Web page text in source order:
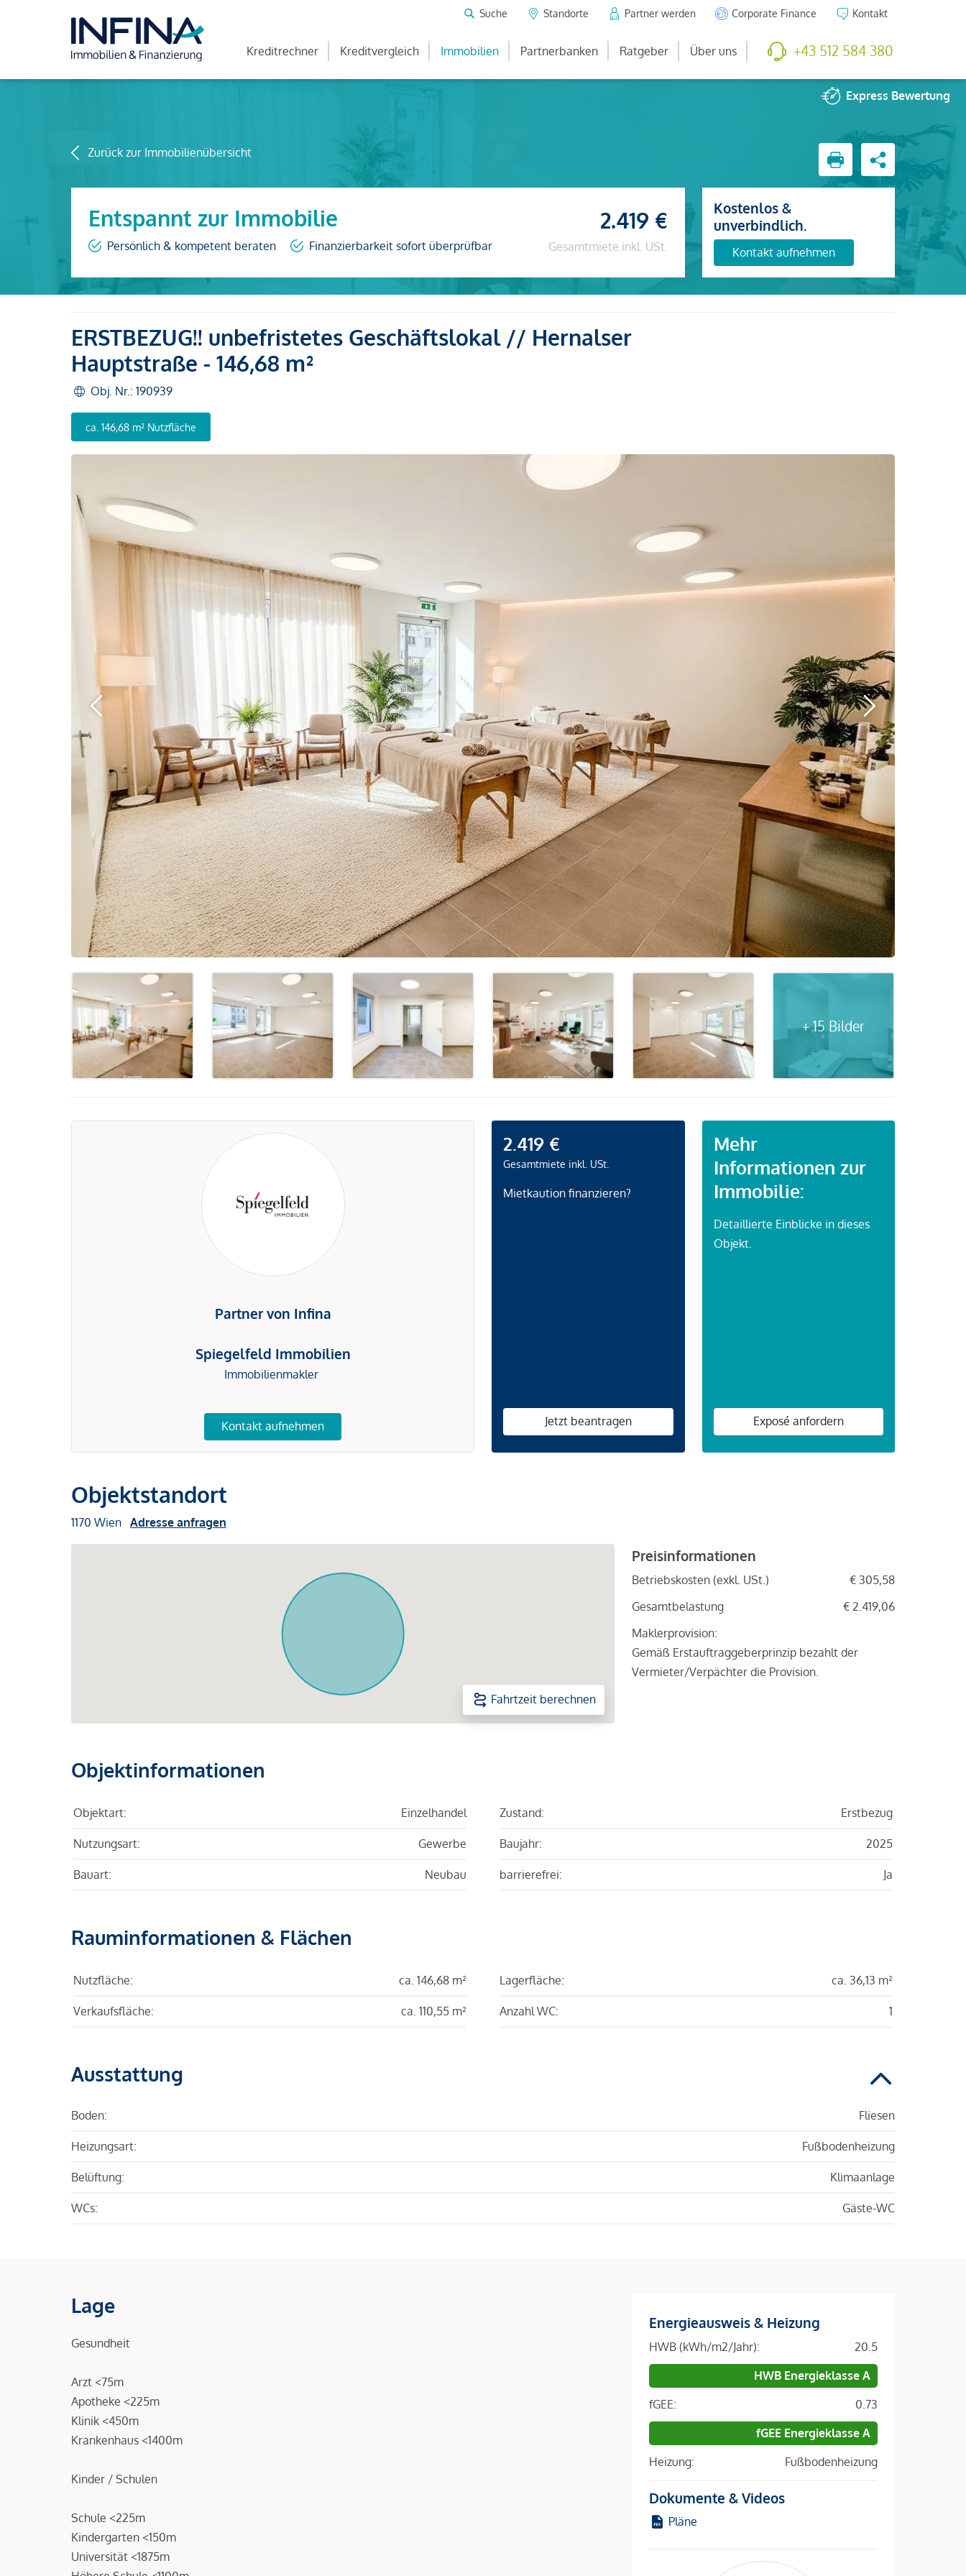
Suche Standorte Partner werden Corporate Finance Kontakt
Kreditrechner Kreditvergleich Immobilien Partnerbanken Ratgeber Über uns +43 512 584 380
Express Bewertung
Zurück zur Immobilienübersicht
Entspannt zur Immobilie
Persönlich & kompetent beraten Finanzierbarkeit sofort überprüfbar
2.419 €
Gesamtmiete inkl. USt.
Kostenlos &
unverbindlich.
Kontakt aufnehmen
+ 15 Bilder
ERSTBEZUG!! unbefristetes Geschäftslokal // Hernalser
Hauptstraße - 146,68 m²
Obj. Nr.: 190939
ca. 146,68 m² Nutzfläche
Partner von Infina
Spiegelfeld Immobilien
Immobilienmakler
Kontakt aufnehmen
2.419 €
Gesamtmiete inkl. USt.
Mietkaution finanzieren?
Jetzt beantragen
Mehr
Informationen zur
Immobilie:
Detaillierte Einblicke in dieses
Objekt.
Exposé anfordern
Objektstandort
1170 Wien Adresse anfragen
Fahrtzeit berechnen
Preisinformationen
Betriebskosten (exkl. USt.)
€ 305,58
Gesamtbelastung
€ 2.419,06
Maklerprovision:
Gemäß Erstauftraggeberprinzip bezahlt der
Vermieter/Verpächter die Provision.
Objektinformationen
Objektart: Einzelhandel
Nutzungsart: Gewerbe
Bauart: Neubau
Zustand: Erstbezug
Baujahr: 2025
barrierefrei: Ja
Rauminformationen & Flächen
Nutzfläche: ca. 146,68 m²
Verkaufsfläche: ca. 110,55 m²
Lagerfläche: ca. 36,13 m²
Anzahl WC: 1
Ausstattung
Boden: Fliesen
Heizungsart: Fußbodenheizung
Belüftung: Klimaanlage
WCs: Gäste-WC
Lage
Gesundheit
Arzt <75m
Apotheke <225m
Klinik <450m
Krankenhaus <1400m
Kinder / Schulen
Schule <225m
Kindergarten <150m
Universität <1875m
Energieausweis & Heizung
HWB (kWh/m2/Jahr):
20.5
HWB Energieklasse A
fGEE:
0.73
fGEE Energieklasse A
Heizung:
Fußbodenheizung
Dokumente & Videos
Pläne